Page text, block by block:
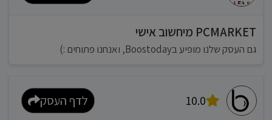
PCMARKET מיחשוב אישי
גם העסק שלנו מופיע בBoostoday, ואנחנו פתוחים :)
10.0 לדף העסק